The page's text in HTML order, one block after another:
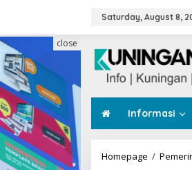
Saturday, August 8,
Informasi
close
Homepage /